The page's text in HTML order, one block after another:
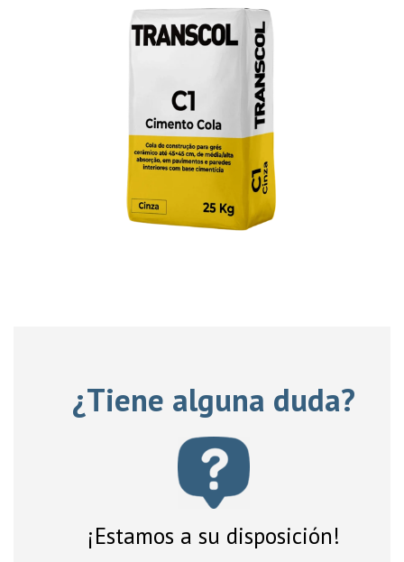
¿Tiene alguna duda?
¡Estamos a su disposición!